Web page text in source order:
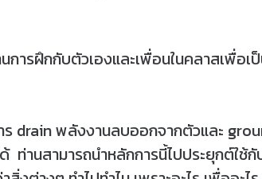
ารฝึกกับตัวเองและเพื่อนในคลาสเพื่อเ
drain พลังงานลบออกจากตัวและ
ท่านสามารถนำหลักการนี้ไปประยุกต์ใช้